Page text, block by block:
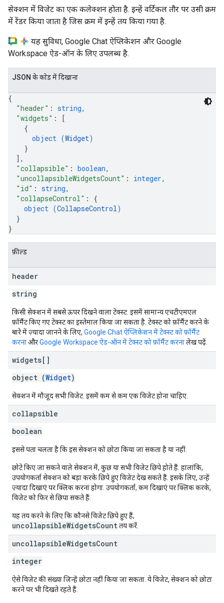
सेक्शन में विजेट का एक कलेक्शन होता है. इन्हें वर्टिकल तौर पर उसी क्रम
में रेंडर किया जाता है जिस क्रम में इन्हें तय किया गया है.
यह सुविधा, Google Chat ऐप्लिकेशन और Google
Workspace ऐड-ऑन के लिए उपलब्ध है.
JSON के काेड में दिखाना
{
"header" : string,
"widgets" :
[
{
object (Widget)
}
] ,
"collapsible" : boolean,
"uncollapsibleWidgetsCount" : integer,
"id" : string,
"collapseControl" : {
object (CollapseControl)
}
}
फ़ील्ड
header
string
किसी सेक्शन में सबसे ऊपर दिखने वाला टेक्स्ट. इसमें सामान्य एचटीएमएल
फ़ॉर्मैट किए गए टेक्स्ट का इस्तेमाल किया जा सकता है. टेक्स्ट को फ़ॉर्मैट करने के
बारे में ज़्यादा जानने के लिए, Google Chat ऐप्लिकेशन में टेक्स्ट को फ़ॉर्मैट
करनाऔरGoogle Workspace ऐड-ऑन में टेक्स्ट को फ़ॉर्मैट करनालेख पढ़ें.
widgets[]
object (Widget)
सेक्शन में मौजूद सभी विजेट. इसमें कम से कम एक विजेट होना चाहिए.
collapsible
boolean
इससे पता चलता है कि इस सेक्शन को छोटा किया जा सकता है या नहीं.
छोटे किए जा सकने वाले सेक्शन में, कुछ या सभी विजेट छिपे होते हैं. हालांकि,
उपयोगकर्ता सेक्शन को बड़ा करके छिपे हुए विजेट देख सकते हैं. इसके लिए, उन्हें
ज़्यादा दिखाएंपर क्लिक करना होगा. उपयोगकर्ता, कम दिखाएंपर क्लिक करके,
विजेट को फिर से छिपा सकते हैं.
यह तय करने के लिए कि कौनसे विजेट छिपे हुए हैं,
uncollapsibleWidgetsCountतय करें.
uncollapsibleWidgetsCount
integer
ऐसे विजेट की संख्या जिन्हें छोटा नहीं किया जा सकता. ये विजेट, सेक्शन को छोटा
करने पर भी दिखते रहते हैं.